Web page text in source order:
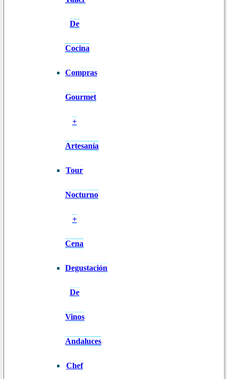
De
Cocina
Compras
Gourmet
+
Artesanía
Tour
Nocturno
+
Cena
Degustación
De
Vinos
Andaluces
Chef